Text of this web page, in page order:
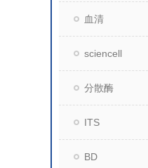
血清
sciencell
分散酶
ITS
BD